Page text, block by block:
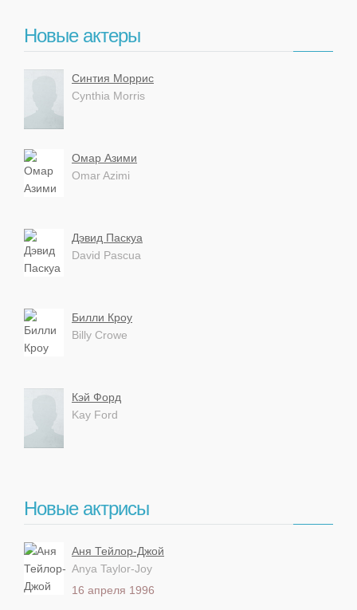
Новые актеры
Синтия Моррис
Cynthia Morris
Омар Азими
Omar Azimi
Дэвид Паскуа
David Pascua
Билли Кроу
Billy Crowe
Кэй Форд
Kay Ford
Новые актрисы
Аня Тейлор-Джой
Anya Taylor-Joy
16 апреля 1996